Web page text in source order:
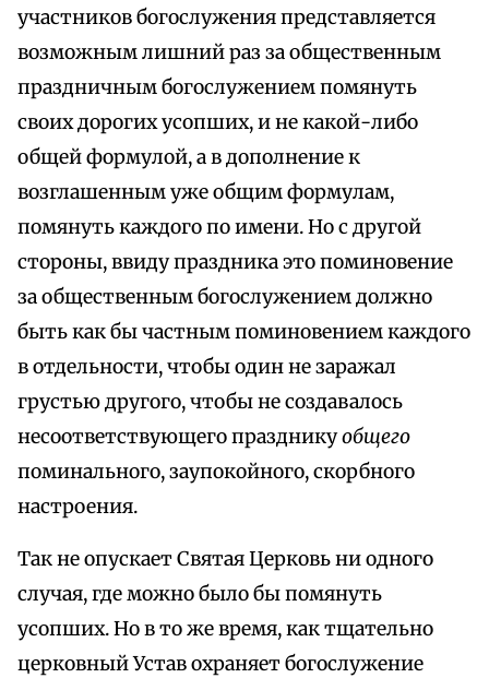
участников богослужения представляется
возможным лишний раз за общественным
праздничным богослужением помянуть
своих дорогих усопших, и не какой-либо
общей формулой, а в дополнение к
возглашенным уже общим формулам,
помянуть каждого по имени. Но с другой
стороны, ввиду праздника это поминовение
за общественным богослужением должно
быть как бы частным поминовением каждого
в отдельности, чтобы один не заражал
грустью другого, чтобы не создавалось
несоответствующего праздникуобщего
поминального, заупокойного, скорбного
настроения.
Так не опускает Святая Церковь ни одного
случая, где можно было бы помянуть
усопших. Но в то же время, как тщательно
церковный Устав охраняет богослужение